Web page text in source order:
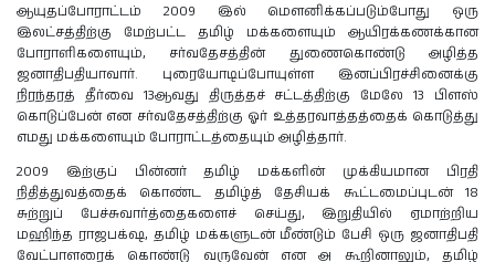
ஆயுதப்போராட்டம் 2009 இல் மௌனிக்கப்படும்போது ஒரு
இலட்சத்திற்கு மேற்பட்ட தமிழ் மக்களையும் ஆயிரக்கணக்கான
போராளிகளையும், சர்வதேசத்தின் துணைகொண்டு அழித்த
ஜனாதிபதியாவார். புரையோடிப்போயுள்ள இனப்பிரச்சினைக்கு
நிரந்தரத் தீர்வை 13ஆவது திருத்தச் சட்டத்திற்கு மேலே 13 பிளஸ்
கொடுப்பேன் என சர்வதேசத்திற்கு ஓர் உத்தரவாத்தத்தைக் கொடுத்து
எமது மக்களையும் போராட்டத்தையும் அழித்தார்.
2009 இற்குப் பின்னர் தமிழ் மக்களின் முக்கியமான பிரதி
நிதித்துவத்தைக் கொண்ட தமிழ்த் தேசியக் கூட்டமைப்புடன் 18
சுற்றுப் பேச்சுவார்த்தைகளைச் செய்து, இறுதியில் ஏமாற்றிய
மஹிந்த ராஜபக்‌ஷ, தமிழ் மக்களுடன் மீண்டும் பேசி ஒரு ஜனாதிபதி
வேட்பாளரைக் கொண்டு வருவேன் என அ கூறினாலும், தமிழ்